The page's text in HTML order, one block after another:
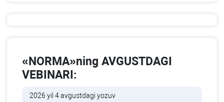
«NORMA»ning AVGUSTDAGI
VEBINARI:
2026 yil 4 avgustdagi yozuv